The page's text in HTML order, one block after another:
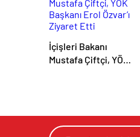
İçişleri Bakanı
Mustafa Çiftçi, YÖK